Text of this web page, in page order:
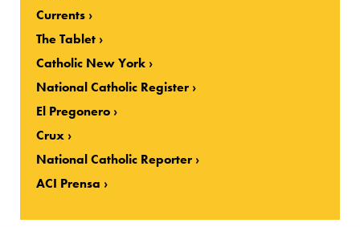
Currents
The Tablet
Catholic New York
National Catholic Register
El Pregonero
Crux
National Catholic Reporter
ACI Prensa